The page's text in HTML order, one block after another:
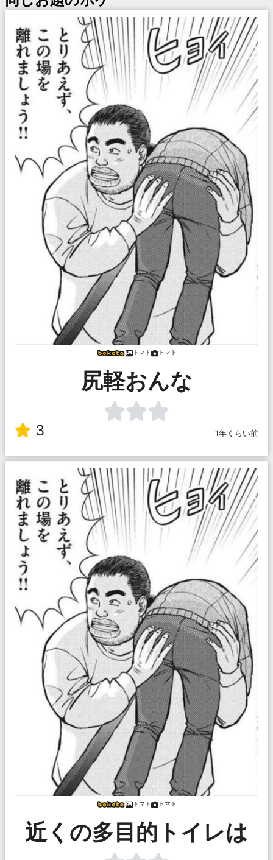
トマト トマト
尻軽おんな
3 1年くらい前
トマト トマト
近くの多目的トイレは